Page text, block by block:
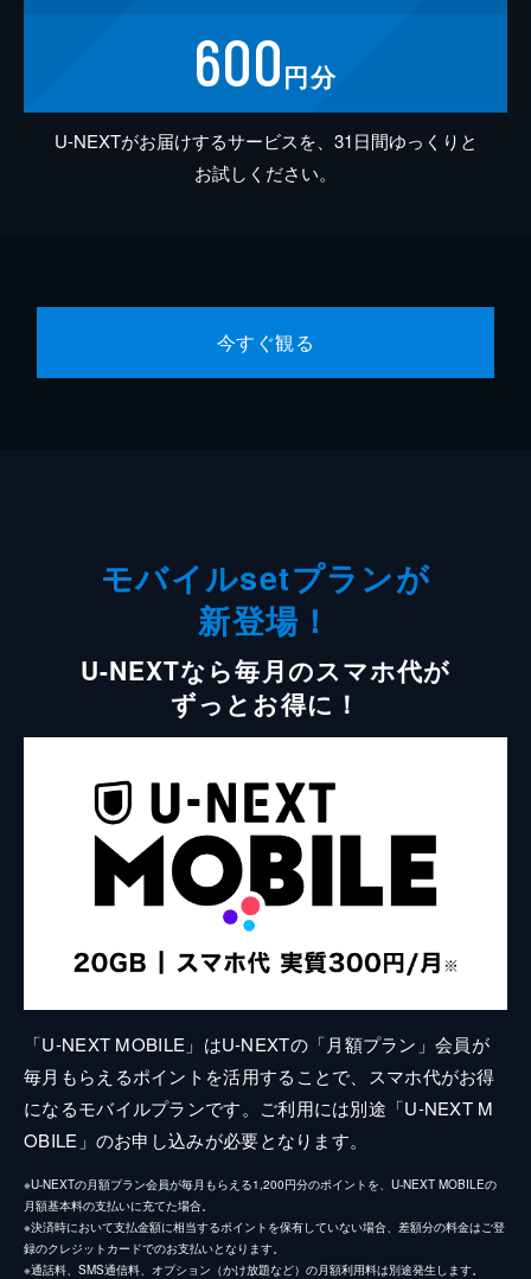
600円分
U-NEXTがお届けするサービスを、31日間ゆっくりと
お試しください。
今すぐ観る
モバイルsetプランが
新登場！
U-NEXTなら毎月のスマホ代が
ずっとお得に！
「U-NEXT MOBILE」はU-NEXTの「月額プラン」会員が
毎月もらえるポイントを活用することで、スマホ代がお得
になるモバイルプランです。ご利用には別途「U-NEXT M
OBILE」のお申し込みが必要となります。
※U-NEXTの月額プラン会員が毎月もらえる1,200円分のポイントを、U-NEXT MOBILEの
月額基本料の支払いに充てた場合。
※決済時において支払金額に相当するポイントを保有していない場合、差額分の料金はご登
録のクレジットカードでのお支払いとなります。
※通話料、SMS通信料、オプション（かけ放題など）の月額利用料は別途発生します。